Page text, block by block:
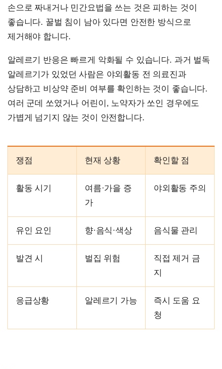
손으로 짜내거나 민간요법을 쓰는 것은 피하는 것이
좋습니다. 꿀벌 침이 남아 있다면 안전한 방식으로
제거해야 합니다.
알레르기 반응은 빠르게 악화될 수 있습니다. 과거 벌독
알레르기가 있었던 사람은 야외활동 전 의료진과
상담하고 비상약 준비 여부를 확인하는 것이 좋습니다.
여러 군데 쏘였거나 어린이, 노약자가 쏘인 경우에도
가볍게 넘기지 않는 것이 안전합니다.
쟁점 현재 상황 확인할 점
활동 시기
여름·가을 증
가
야외활동 주의
유인 요인 향·음식·색상 음식물 관리
발견 시 벌집 위험
직접 제거 금
지
응급상황 알레르기 가능
즉시 도움 요
청